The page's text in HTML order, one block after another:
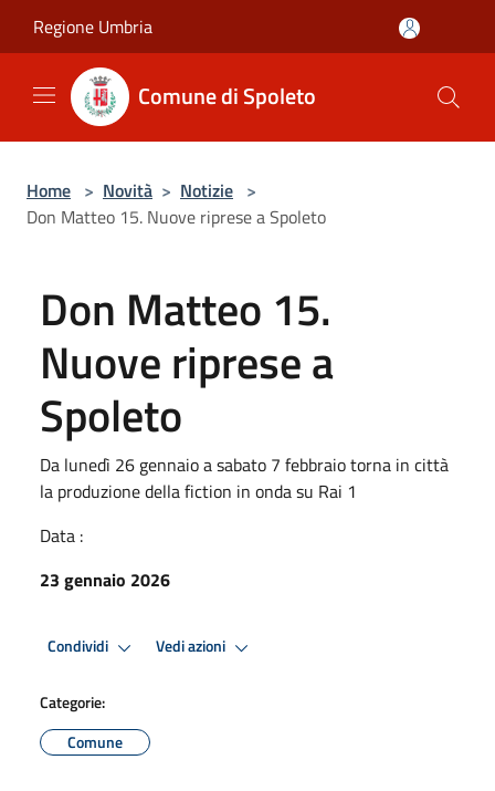
Regione Umbria
Comune di Spoleto
Home > Novità > Notizie >
Don Matteo 15. Nuove riprese a Spoleto
Don Matteo 15.
Nuove riprese a
Spoleto
Da lunedì 26 gennaio a sabato 7 febbraio torna in città
la produzione della fiction in onda su Rai 1
Data :
23 gennaio 2026
Condividi Vedi azioni
Categorie:
Comune